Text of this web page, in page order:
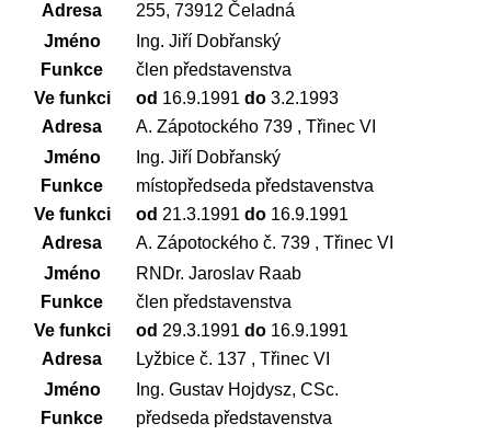
Adresa
255, 73912 Čeladná
Jméno
Ing. Jiří Dobřanský
Funkce
člen představenstva
Ve funkci
od 16.9.1991 do3.2.1993
Adresa
A. Zápotockého 739 , Třinec VI
Jméno
Ing. Jiří Dobřanský
Funkce
místopředseda představenstva
Ve funkci
od 21.3.1991 do16.9.1991
Adresa
A. Zápotockého č. 739 , Třinec VI
Jméno
RNDr. Jaroslav Raab
Funkce
člen představenstva
Ve funkci
od 29.3.1991 do16.9.1991
Adresa
Lyžbice č. 137 , Třinec VI
Jméno
Ing. Gustav Hojdysz, CSc.
Funkce
předseda představenstva